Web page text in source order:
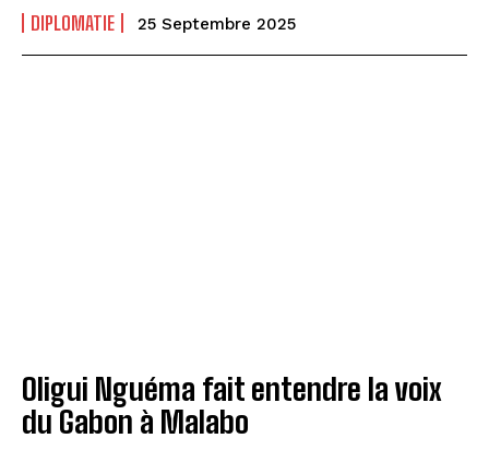
DIPLOMATIE 25 Septembre 2025
Oligui Nguéma fait entendre la voix
du Gabon à Malabo